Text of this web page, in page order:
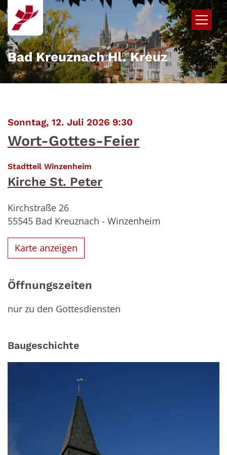
Zum Inhalt springen
Bad Kreuznach Hl. Kreuz
Sonntag, 12. Juli 2026 9:30
Wort-Gottes-Feier
Stadtteil Winzenheim
Kirche St. Peter
Kirchstraße 26
55545 Bad Kreuznach - Winzenheim
Karte anzeigen
Öffnungszeiten
nur zu den Gottesdiensten
Baugeschichte